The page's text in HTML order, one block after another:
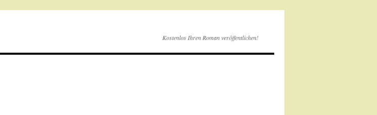
Kostenlos Ihren Roman veröffentlichen!